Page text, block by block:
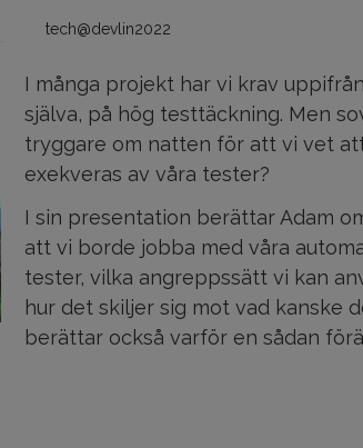
tech@devlin2022
I många projekt har vi krav
själva, på hög testtäckning. Men
tryggare om natten för att vi vet
exekveras av våra tester?
I sin presentation berättar Adam
att vi borde jobba med våra
tester, vilka angreppssätt vi kan
hur det skiljer sig mot vad kanske
berättar också varför en sådan